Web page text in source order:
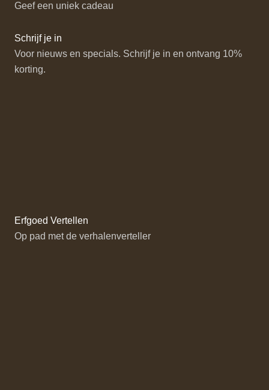
Geef een uniek cadeau
Schrijf je in
Voor nieuws en specials. Schrijf je in en ontvang 10%
korting.
Erfgoed Vertellen
Op pad met de verhalenverteller